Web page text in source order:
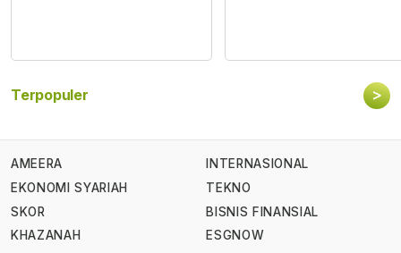
Terpopuler >
AMEERA
EKONOMI SYARIAH
SKOR
KHAZANAH
INTERNASIONAL
TEKNO
BISNIS FINANSIAL
ESGNOW